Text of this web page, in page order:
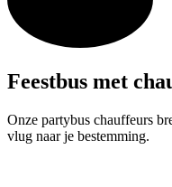
Feestbus met
Onze partybus chauffeurs
vlug naar je bestemming.